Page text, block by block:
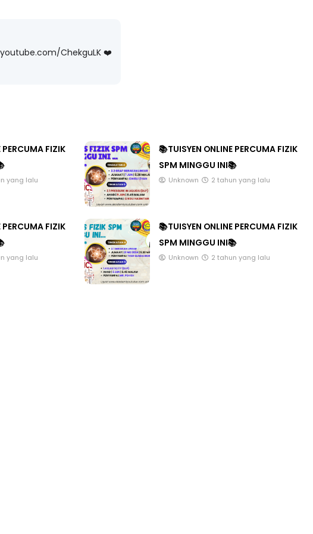
ChekguLK ❤️
PERCUMA FIZIK
yang lalu
📚TUISYEN ONLINE PERCUMA FIZIK
SPM MINGGU INI📚
Unknown 2 tahun yang lalu
PERCUMA FIZIK
yang lalu
📚TUISYEN ONLINE PERCUMA FIZIK
SPM MINGGU INI📚
Unknown 2 tahun yang lalu